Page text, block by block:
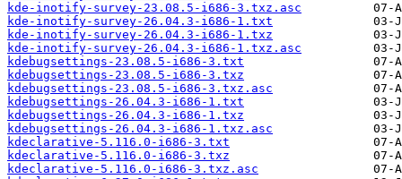
kde-inotify-survey-23.08.5-i686-3.txz.asc
kde-inotify-survey-26.04.3-i686-1.txt
kde-inotify-survey-26.04.3-i686-1.txz
kde-inotify-survey-26.04.3-i686-1.txz.asc
kdebugsettings-23.08.5-i686-3.txt
kdebugsettings-23.08.5-i686-3.txz
kdebugsettings-23.08.5-i686-3.txz.asc
kdebugsettings-26.04.3-i686-1.txt
kdebugsettings-26.04.3-i686-1.txz
kdebugsettings-26.04.3-i686-1.txz.asc
kdeclarative-5.116.0-i686-3.txt
kdeclarative-5.116.0-i686-3.txz
kdeclarative-5.116.0-i686-3.txz.asc